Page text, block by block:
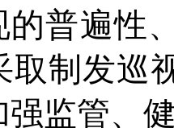
的普遍性
取制发巡
监管、